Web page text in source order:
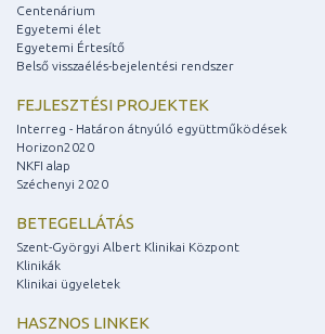
Centenárium
Egyetemi élet
Egyetemi Értesítő
Belső visszaélés-bejelentési rendszer
FEJLESZTÉSI PROJEKTEK
Interreg - Határon átnyúló együttműködések
Horizon2020
NKFI alap
Széchenyi 2020
BETEGELLÁTÁS
Szent-Györgyi Albert Klinikai Központ
Klinikák
Klinikai ügyeletek
HASZNOS LINKEK